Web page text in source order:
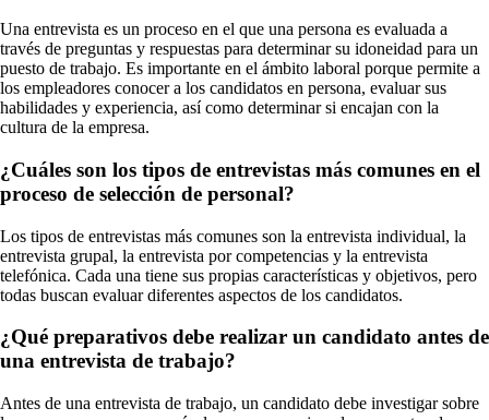
Una entrevista es un proceso en el que una persona es evaluada a
través de preguntas y respuestas para determinar su idoneidad para un
puesto de trabajo. Es importante en el ámbito laboral porque permite a
los empleadores conocer a los candidatos en persona, evaluar sus
habilidades y experiencia, así como determinar si encajan con la
cultura de la empresa.
¿Cuáles son los tipos de entrevistas más comunes en el
proceso de selección de personal?
Los tipos de entrevistas más comunes son la entrevista individual, la
entrevista grupal, la entrevista por competencias y la entrevista
telefónica. Cada una tiene sus propias características y objetivos, pero
todas buscan evaluar diferentes aspectos de los candidatos.
¿Qué preparativos debe realizar un candidato antes de
una entrevista de trabajo?
Antes de una entrevista de trabajo, un candidato debe investigar sobre